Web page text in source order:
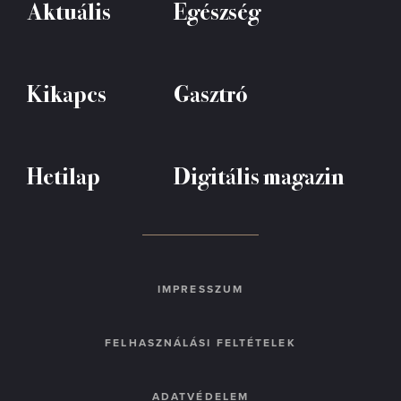
Aktuális Egészség
Kikapcs Gasztró
Hetilap Digitális magazin
IMPRESSZUM
FELHASZNÁLÁSI FELTÉTELEK
ADATVÉDELEM